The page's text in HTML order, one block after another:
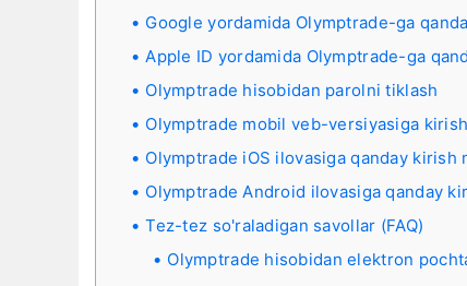
Google yordamida Olymptrade-ga
Apple ID yordamida Olymptrade-ga
Olymptrade hisobidan parolni tiklash
Olymptrade mobil veb-versiyasiga kirish
Olymptrade iOS ilovasiga qanday kirish
Olymptrade Android ilovasiga qanday
Tez-tez so'raladigan savollar (FAQ)
Olymptrade hisobidan elektron